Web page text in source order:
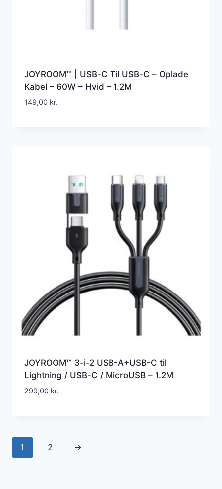
JOYROOM™ | USB-C Til USB-C – Oplade
Kabel – 60W – Hvid – 1.2M
149,00 kr.
JOYROOM™ 3-i-2 USB-A+USB-C til
Lightning / USB-C / MicroUSB – 1.2M
299,00 kr.
1 2 →